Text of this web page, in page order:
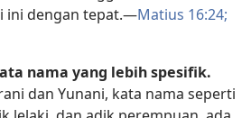
ini dengan tepat.—Matius 16:24;
nama yang lebih spesifik.
dan Yunani, kata nama seperti